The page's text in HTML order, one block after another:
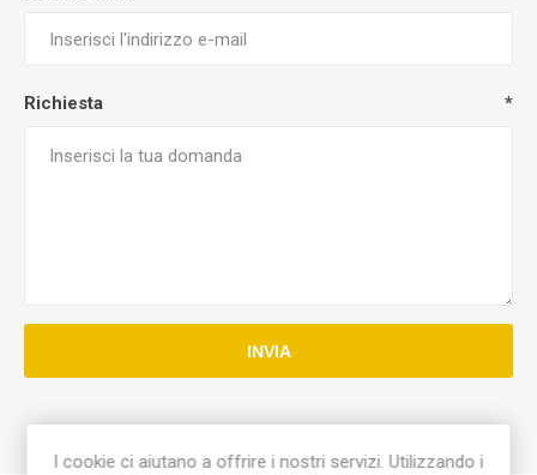
Richiesta *
INVIA
I cookie ci aiutano a offrire i nostri servizi. Utilizzando i